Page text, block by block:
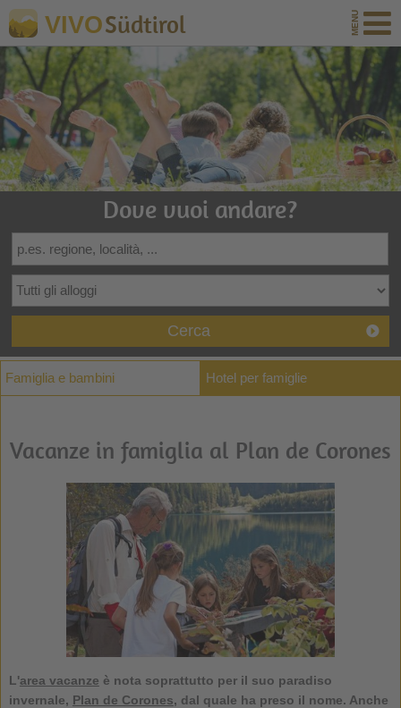
VIVOSüdtirol
Dove vuoi andare?
Cerca
Famiglia e bambini Hotel per famiglie
Vacanze in famiglia al Plan de Corones
L'area vacanze è nota soprattutto per il suo paradiso
invernale, Plan de Corones, dal quale ha preso il nome. Anche